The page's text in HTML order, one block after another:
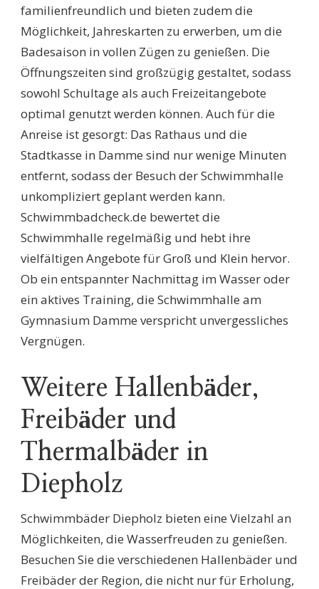
familienfreundlich und bieten zudem die
Möglichkeit, Jahreskarten zu erwerben, um die
Badesaison in vollen Zügen zu genießen. Die
Öffnungszeiten sind großzügig gestaltet, sodass
sowohl Schultage als auch Freizeitangebote
optimal genutzt werden können. Auch für die
Anreise ist gesorgt: Das Rathaus und die
Stadtkasse in Damme sind nur wenige Minuten
entfernt, sodass der Besuch der Schwimmhalle
unkompliziert geplant werden kann.
Schwimmbadcheck.de bewertet die
Schwimmhalle regelmäßig und hebt ihre
vielfältigen Angebote für Groß und Klein hervor.
Ob ein entspannter Nachmittag im Wasser oder
ein aktives Training, die Schwimmhalle am
Gymnasium Damme verspricht unvergessliches
Vergnügen.
Weitere Hallenbäder,
Freibäder und
Thermalbäder in
Diepholz
Schwimmbäder Diepholz bieten eine Vielzahl an
Möglichkeiten, die Wasserfreuden zu genießen.
Besuchen Sie die verschiedenen Hallenbäder und
Freibäder der Region, die nicht nur für Erholung,